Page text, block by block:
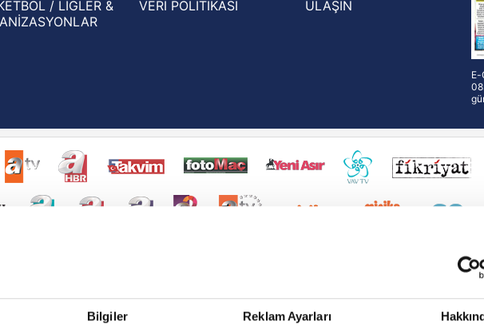
Bilgiler Reklam Ayarları
/ LİGLER &
VERİ POLİTİKASI
ULAŞIN
E-